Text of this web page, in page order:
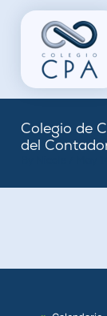
Colegio de
del